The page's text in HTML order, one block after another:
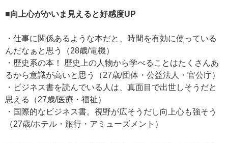
■向上心がかいま見えると好感度UP
・仕事に関係あるような本だと、時間を有効に使っている
んだなぁと思う（28歳/電機）
・歴史系の本！ 歴史上の人物から学べることはたくさんあ
るから意識が高いと思う（27歳/団体・公益法人・官公庁）
・ビジネス書を読んでいる人は、真面目で出世しそうだと
思える（27歳/医療・福祉）
・国際的なビジネス書。視野が広そうだし向上心も強そう
（27歳/ホテル・旅行・アミューズメント）